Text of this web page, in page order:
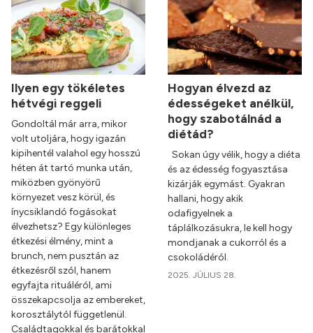
Ilyen egy tökéletes
hétvégi reggeli
Gondoltál már arra, mikor
volt utoljára, hogy igazán
kipihentél valahol egy hosszú
héten át tartó munka után,
miközben gyönyörű
környezet vesz körül, és
ínycsiklandó fogásokat
élvezhetsz? Egy különleges
étkezési élmény, mint a
brunch, nem pusztán az
étkezésről szól, hanem
egyfajta rituáléról, ami
összekapcsolja az embereket,
korosztálytól függetlenül.
Családtagokkal és barátokkal
Hogyan élvezd az
édességeket anélkül,
hogy szabotálnád a
diétád?
Sokan úgy vélik, hogy a diéta
és az édesség fogyasztása
kizárják egymást. Gyakran
hallani, hogy akik
odafigyelnek a
táplálkozásukra, le kell hogy
mondjanak a cukorról és a
csokoládéról.
2025. JÚLIUS 28.